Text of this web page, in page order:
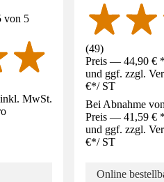
von 5
MwSt.
(49)
Preis — 44,90 €
und ggf. zzgl.
€*/ ST
Bei Abnahme
Preis — 41,59 €
und ggf. zzgl.
€*/ ST
Online